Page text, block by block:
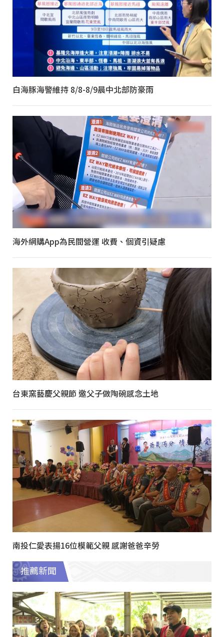
白海豚海警維持 8/8-8/9晨中北部防豪雨
海外網購App為民間營運 收費、個資引疑慮
台東窯藝慶父親節 邀父子做陶碗感念土地
南投仁愛表揚16位模範父親 感謝爸爸辛勞
推薦新聞